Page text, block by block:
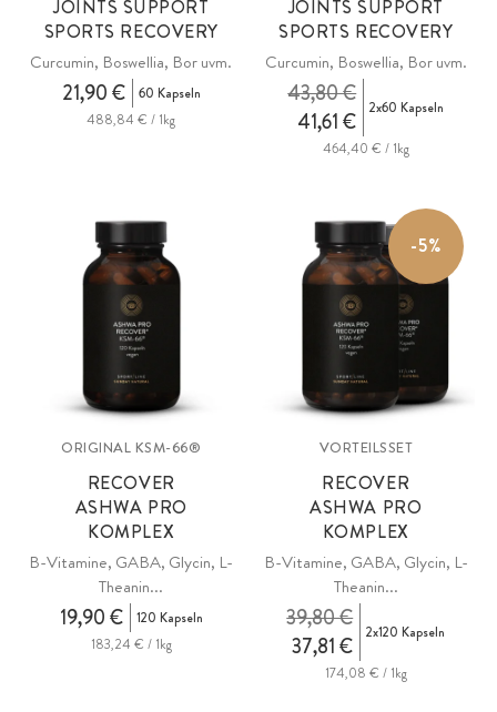
JOINTS SUPPORT
SPORTS RECOVERY
Curcumin, Boswellia, Bor uvm.
21,90 €
60 Kapseln
488,84 € / 1kg
JOINTS SUPPORT
SPORTS RECOVERY
Curcumin, Boswellia, Bor uvm.
41,61 €
43,80 € 2x60 Kapseln
464,40 € / 1kg
ORIGINAL KSM-66®
RECOVER
ASHWA PRO
KOMPLEX
B-Vitamine, GABA, Glycin, L-
Theanin...
19,90 €
120 Kapseln
183,24 € / 1kg
-5%
VORTEILSSET
RECOVER
ASHWA PRO
KOMPLEX
B-Vitamine, GABA, Glycin, L-
Theanin...
37,81 €
39,80 € 2x120 Kapseln
174,08 € / 1kg